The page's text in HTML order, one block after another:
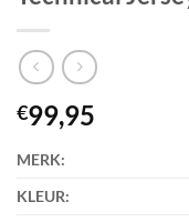
€99,95
MERK:
KLEUR: